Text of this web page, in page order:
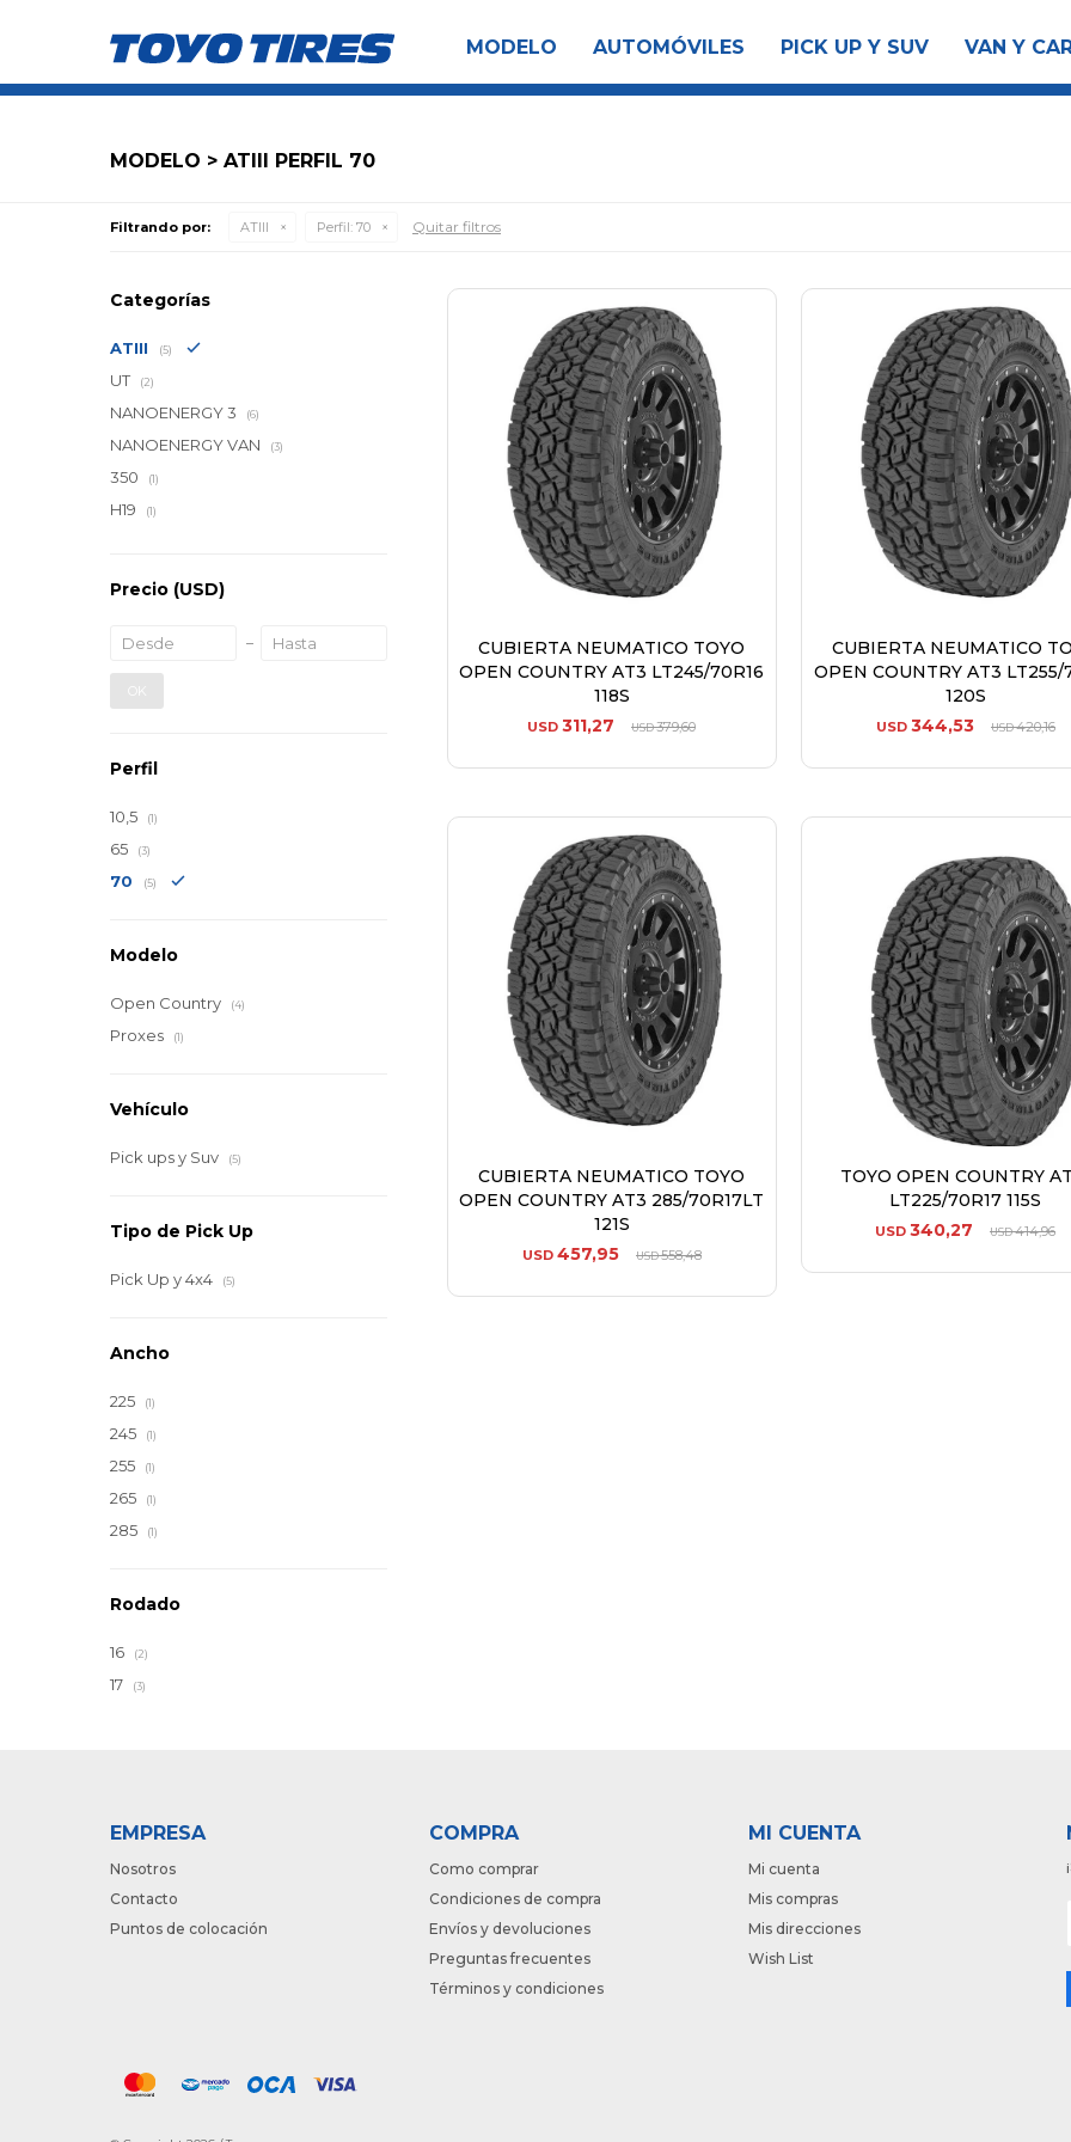
MODELO AUTOMÓVILES PICK UP Y SUV VAN Y
MODELO > ATIII PERFIL 70
Filtrando por: ATIII Perfil: 70 Quitar filtros
CUBIERTA NEUMATICO TOYO
OPEN COUNTRY AT3 LT245/70R16
118S
USD 311,27 USD379,60
CUBIERTA NEUMATICO
OPEN COUNTRY AT3 LT255/
120S
USD 344,53 USD420,16
CUBIERTA NEUMATICO TOYO
OPEN COUNTRY AT3 285/70R17LT
121S
USD 457,95 USD558,48
TOYO OPEN COUNTRY
LT225/70R17 115S
USD 340,27 USD414,96
Categorías
ATIII (5)
UT (2)
NANOENERGY 3 (6)
NANOENERGY VAN (3)
350 (1)
H19 (1)
Precio (USD)
OK
Perfil
10,5 (1)
65 (3)
70 (5)
Modelo
Open Country (4)
Proxes (1)
Vehículo
Pick ups y Suv (5)
Tipo de Pick Up
Pick Up y 4x4 (5)
Ancho
225 (1)
245 (1)
255 (1)
265 (1)
285 (1)
Rodado
16 (2)
17 (3)
EMPRESA
Nosotros
Contacto
Puntos de colocación
COMPRA
Como comprar
Condiciones de compra
Envíos y devoluciones
Preguntas frecuentes
Términos y condiciones
MI CUENTA
Mi cuenta
Mis compras
Mis direcciones
Wish List